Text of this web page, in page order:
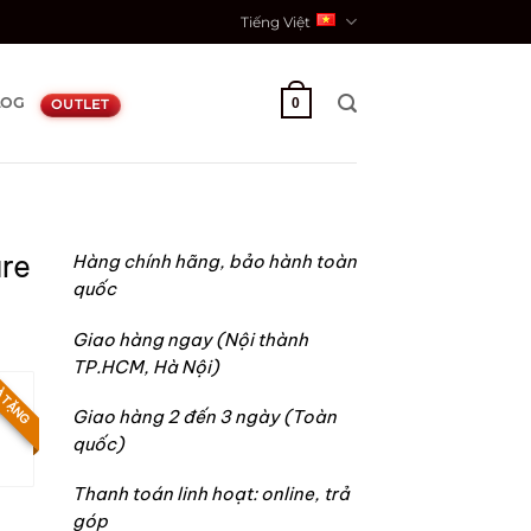
Tiếng Việt
OUTLET 0
Hàng chính hãng, bảo hành toàn
quốc
Giao hàng ngay (Nội thành
TP.HCM, Hà Nội)
Giao hàng 2 đến 3 ngày (Toàn
quốc)
Thanh toán linh hoạt: online, trả
góp